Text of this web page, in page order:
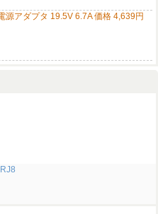
源アダプタ 19.5V 6.7A 価格 4,639円